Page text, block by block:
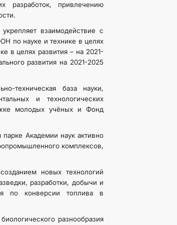
разработок, привлечению
взаимодействие с
по науке и технике в целях
в целях развития – на 2021-
развития на 2021-2025
техническая база науки,
и технологических
молодых учёных и Фонд
Академии наук активно
комплексов,
новых технологий
разработки, добычи и
по конверсии топлива в
разнообразия